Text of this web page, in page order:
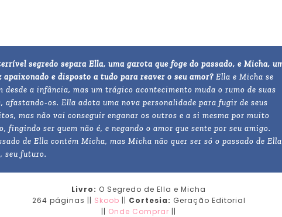
segredo separa Ella, uma garota que foge do passado, e Micha,
apaixonado e disposto a tudo para reaver o seu amor? Ella e Micha se
desde a infância, mas um trágico acontecimento muda o rumo de suas
afastando-os. Ella adota uma nova personalidade para fugir de seus
mas não vai conseguir enganar os outros e a si mesma por muito
fingindo ser quem não é, e negando o amor que sente por seu amigo.
de Ella contém Micha, mas Micha não quer ser só o passado de
seu futuro.
Livro: O Segredo de Ella e Micha
264 páginas || Skoob || Cortesia: Geração Editorial
|| Onde Comprar ||